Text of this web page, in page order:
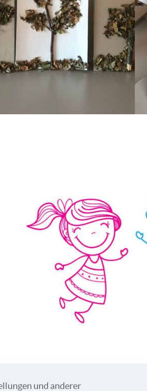
und anderer